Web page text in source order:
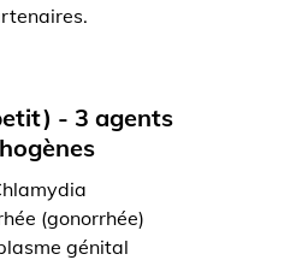
- 3 agents
(gonorrhée)
génital